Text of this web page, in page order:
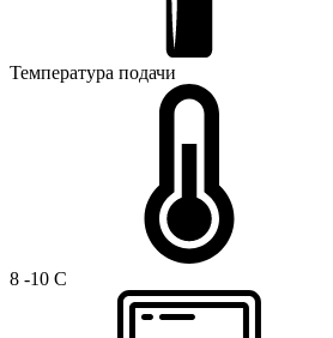
Температура подачи
8 -10 C